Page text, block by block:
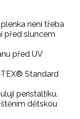
není třeba
před sluncem
před UV
Standard
peristaltiku.
dětskou